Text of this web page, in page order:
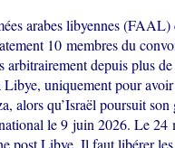
arabes libyennes
10 membres du
arbitrairement depuis plus
Libye, uniquement pour
alors qu’Israël poursuit
le 9 juin 2026. Le 24
post Libye. Il faut libérer les